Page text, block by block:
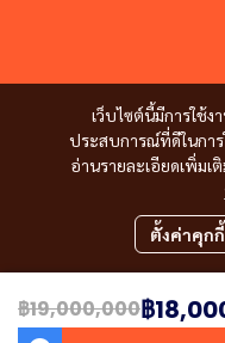
฿19,000,000฿
เว็บไซต์นี้มีการใช้
ประสบการณ์ที่ดีในการ
อ่านรายละเอียดเพิ่มเ
ตั้งค่าคุกกี้
Copyright | All